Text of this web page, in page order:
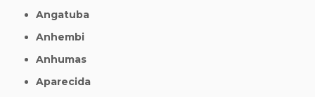
Angatuba
Anhembi
Anhumas
Aparecida